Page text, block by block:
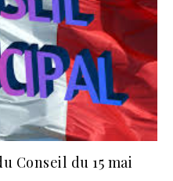
Conseil du 15 mai